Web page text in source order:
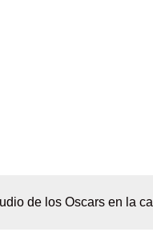
de los Oscars en la